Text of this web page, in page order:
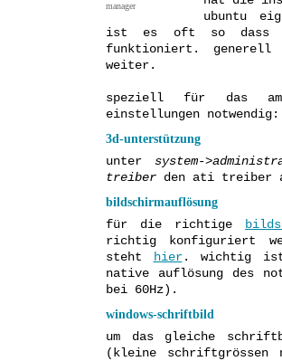
manager
ubuntu
ist es oft so dass
funktioniert.
weiter.
speziell für das
einstellungen notwendig:
3d-unterstützung
unter system-
treiber den ati treiber
bildschirmauflösung
für die richtige
richtig konfiguriert
steht
hier. wichtig ist,
native auflösung des
bei 60Hz).
windows-schriftbild
um das gleiche
(kleine schriftgrössen